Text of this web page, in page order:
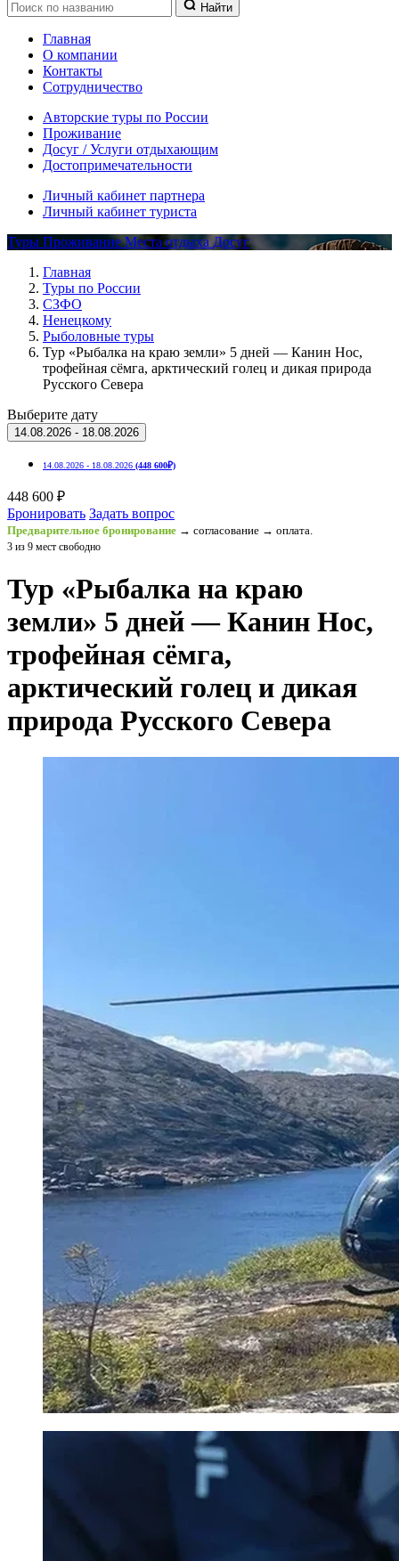
Найти
Главная
О компании
Контакты
Сотрудничество
Авторские туры по России
Проживание
Досуг / Услуги отдыхающим
Достопримечательности
Личный кабинет партнера
Личный кабинет туриста
Туры ПроживаниеМеста отдыха Досуг
Главная
Туры по России
СЗФО
Ненецкому
Рыболовные туры
Тур «Рыбалка на краю земли» 5 дней — Канин Нос,
трофейная сёмга, арктический голец и дикая природа
Русского Севера
Выберите дату
14.08.2026 - 18.08.2026
14.08.2026 - 18.08.2026 (448 600₽)
448 600 ₽
Бронировать Задать вопрос
Предварительное бронирование → согласование → оплата.
3 из 9 мест свободно
Тур «Рыбалка на краю
земли» 5 дней — Канин Нос,
трофейная сёмга,
арктический голец и дикая
природа Русского Севера